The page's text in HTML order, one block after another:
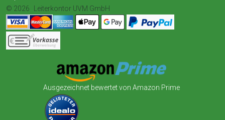
© 2026
Leiterkontor UVM GmbH
Ausgezeichnet bewertet von Amazon Prime